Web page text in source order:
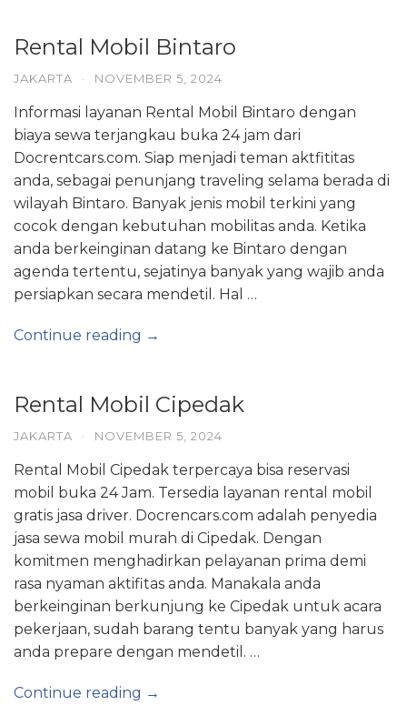
Rental Mobil Bintaro
JAKARTA · NOVEMBER 5, 2024
Informasi layanan Rental Mobil Bintaro dengan
biaya sewa terjangkau buka 24 jam dari
Docrentcars.com. Siap menjadi teman aktfititas
anda, sebagai penunjang traveling selama berada di
wilayah Bintaro. Banyak jenis mobil terkini yang
cocok dengan kebutuhan mobilitas anda. Ketika
anda berkeinginan datang ke Bintaro dengan
agenda tertentu, sejatinya banyak yang wajib anda
persiapkan secara mendetil. Hal …
Continue reading →
Rental Mobil Cipedak
JAKARTA · NOVEMBER 5, 2024
Rental Mobil Cipedak terpercaya bisa reservasi
mobil buka 24 Jam. Tersedia layanan rental mobil
gratis jasa driver. Docrencars.com adalah penyedia
jasa sewa mobil murah di Cipedak. Dengan
komitmen menghadirkan pelayanan prima demi
rasa nyaman aktifitas anda. Manakala anda
berkeinginan berkunjung ke Cipedak untuk acara
pekerjaan, sudah barang tentu banyak yang harus
anda prepare dengan mendetil. …
Continue reading →